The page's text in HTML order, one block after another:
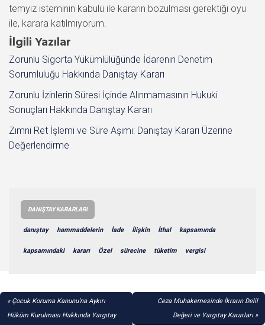
temyiz isteminin kabulü ile kararın bozulması gerektiği oyu
ile, karara katılmıyorum.
İlgili Yazılar
Zorunlu Sigorta Yükümlülüğünde İdarenin Denetim
Sorumluluğu Hakkında Danıştay Kararı
Zorunlu İzinlerin Süresi İçinde Alınmamasının Hukuki
Sonuçları Hakkında Danıştay Kararı
Zımni Ret İşlemi ve Süre Aşımı: Danıştay Kararı Üzerine
Değerlendirme
DANIŞTAY KARARLARI
danıştay hammaddelerin İade İlişkin İthal kapsamında
kapsamındaki kararı Özel sürecine tüketim vergisi
YAZI
GEZINMESI
Çocuk Koruma Kanunu’na Aykırı
Hüküm Kurulması Hakkında Yargıtay
Ceza Muhakemesinde İkrarın Delil
Değeri ve Yargıtay Kararları